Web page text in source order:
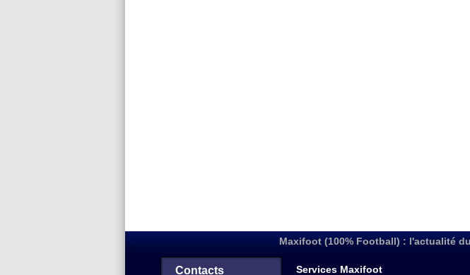
Maxifoot (100% Football) : l'actualité
Contacts Services Maxifoot